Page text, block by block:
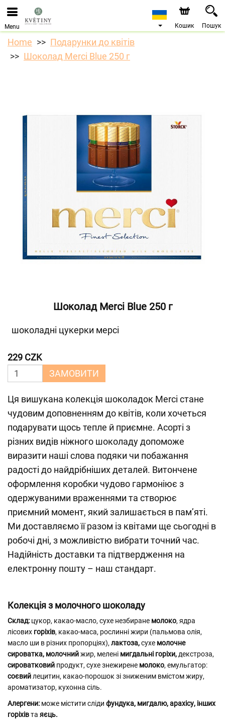
Ми приймаємо замовлення через наш інтернет-
магазин. Найближча можлива дата доставки —
10.08.2026 у зв’язку з відпусткою.
Menu Кошик Пошук
Home
Подарунки до квітів
Шоколад Merci Blue 250 г
Шоколад Merci Blue 250 г
шоколадні цукерки мерсі
229 CZK
ЗАМОВИТИ
Ця вишукана колекція шоколадок Merci стане
чудовим доповненням до квітів, коли хочеться
подарувати щось тепле й приємне. Асорті з
різних видів ніжного шоколаду допоможе
виразити наші слова подяки чи побажання
радості до найдрібніших деталей. Витончене
оформлення коробки чудово гармоніює з
одержуваними враженнями та створює
приємний момент, який залишається в пам’яті.
Ми доставляємо її разом із квітами ще сьогодні в
робочі дні, з можливістю вибрати точний час.
Надійність доставки та підтвердження на
електронну пошту – наш стандарт.
Колекція з молочного шоколаду
Склад: цукор, какао-масло, сухе незбиране молоко, ядра
лісових горіхів, какао-маса, рослинні жири (пальмова олія,
масло ши в різних пропорціях), лактоза,сухе молочне
сироватка, молочнийжир, мелені мигдальні горіхи, декстроза,
сироватковий продукт, сухе знежирене молоко, емульгатор:
соєвийлецитин, какао-порошок зі зниженим вмістом жиру,
ароматизатор, кухонна сіль.
Алергени: може містити сліди фундука, мигдалю, арахісу, інших
горіхівта яєць.